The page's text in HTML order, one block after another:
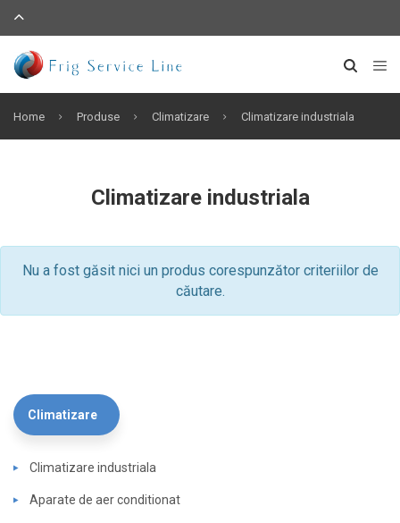
Home Produse Climatizare Climatizare industriala
Climatizare industriala
Nu a fost găsit nici un produs corespunzător criteriilor de
căutare.
Climatizare
Climatizare industriala
Aparate de aer conditionat